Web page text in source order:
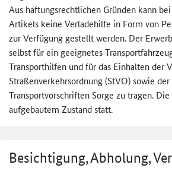
Aus haftungsrechtlichen Gründen kann
Artikels keine Verladehilfe in Form von
zur Verfügung gestellt werden. Der
selbst für ein geeignetes
Transporthilfen und für das Einhalten der
Straßenverkehrsordnung (StVO) sowie
Transportvorschriften Sorge zu tragen.
aufgebautem Zustand statt.
Besichtigung, Abholung,